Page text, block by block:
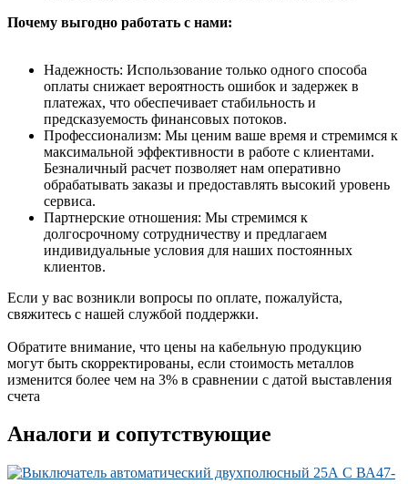
Почему выгодно работать с нами:
Надежность: Использование только одного способа
оплаты снижает вероятность ошибок и задержек в
платежах, что обеспечивает стабильность и
предсказуемость финансовых потоков.
Профессионализм: Мы ценим ваше время и стремимся к
максимальной эффективности в работе с клиентами.
Безналичный расчет позволяет нам оперативно
обрабатывать заказы и предоставлять высокий уровень
сервиса.
Партнерские отношения: Мы стремимся к
долгосрочному сотрудничеству и предлагаем
индивидуальные условия для наших постоянных
клиентов.
Если у вас возникли вопросы по оплате, пожалуйста,
свяжитесь с нашей службой поддержки.
Обратите внимание, что цены на кабельную продукцию
могут быть скорректированы, если стоимость металлов
изменится более чем на 3% в сравнении с датой выставления
счета
Аналоги и сопутствующие